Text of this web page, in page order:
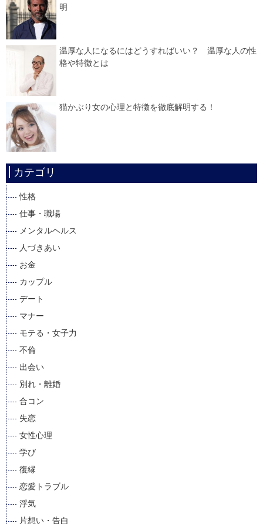
明
温厚な人になるにはどうすればいい？ 温厚な人の性
格や特徴とは
猫かぶり女の心理と特徴を徹底解明する！
カテゴリ
性格
仕事・職場
メンタルヘルス
人づきあい
お金
カップル
デート
マナー
モテる・女子力
不倫
出会い
別れ・離婚
合コン
失恋
女性心理
学び
復縁
恋愛トラブル
浮気
片想い・告白